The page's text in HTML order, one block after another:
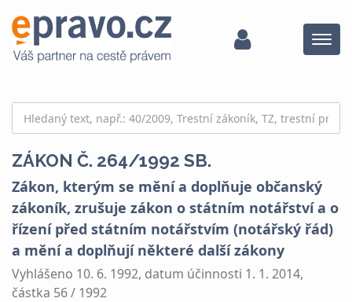
Menu
ZÁKON Č. 264/1992 SB.
Zákon, kterým se mění a doplňuje občanský
zákoník, zrušuje zákon o státním notářství a o
řízení před státním notářstvím (notářský řád)
a mění a doplňují některé další zákony
Vyhlášeno 10. 6. 1992, datum účinnosti 1. 1. 2014,
částka 56 / 1992